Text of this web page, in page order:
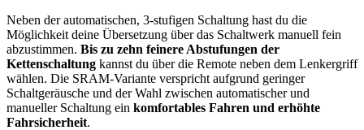
Neben der automatischen, 3-stufigen Schaltung hast du die
Möglichkeit deine Übersetzung über das Schaltwerk manuell fein
abzustimmen. Bis zu zehn feinere Abstufungen der
Kettenschaltung kannst du über die Remote neben dem Lenkergriff
wählen. Die SRAM-Variante verspricht aufgrund geringer
Schaltgeräusche und der Wahl zwischen automatischer und
manueller Schaltung ein komfortables Fahren und erhöhte
Fahrsicherheit.